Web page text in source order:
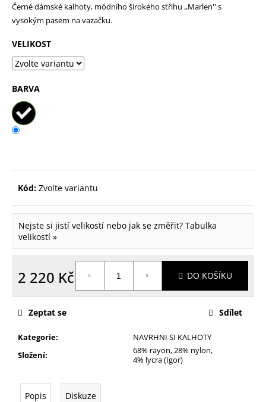
Černé dámské kalhoty, módního širokého střihu ,,Marlen'' s
vysokým pasem na vazačku.
VELIKOST
BARVA
Kód: Zvolte variantu
Nejste si jistí velikostí nebo jak se změřit? Tabulka
velikostí »
2 220 Kč DO KOŠÍKU
Kategorie:
NAVRHNI SI KALHOTY
Složení:
68% rayon, 28% nylon,
4% lycra (Igor)
Zeptat se Sdílet
Popis Diskuze
o
r
u
č
u
j
e
m